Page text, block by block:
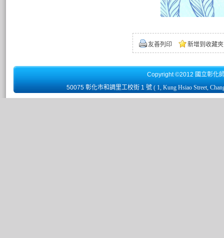
友善列印 新增到收藏夾
Copyright ©2012 國立彰化
50075 彰化市和調里工校街 1 號 ( 1, Kung Hsiao Street,